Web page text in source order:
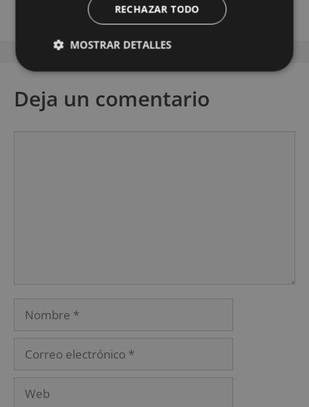
Deja un comentario
RECHAZAR TODO
MOSTRAR DETALLES